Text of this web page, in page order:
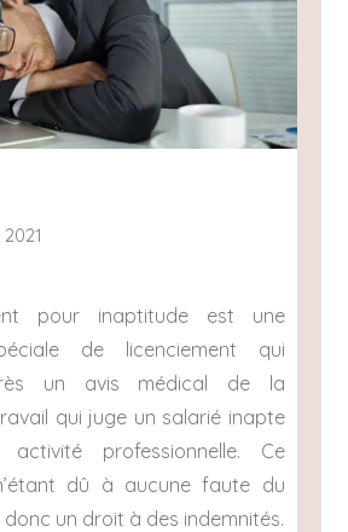
pour inaptitude est une
de licenciement qui
un avis médical de la
qui juge un salarié inapte
professionnelle. Ce
dû à aucune faute du
donc un droit à des indemnités.